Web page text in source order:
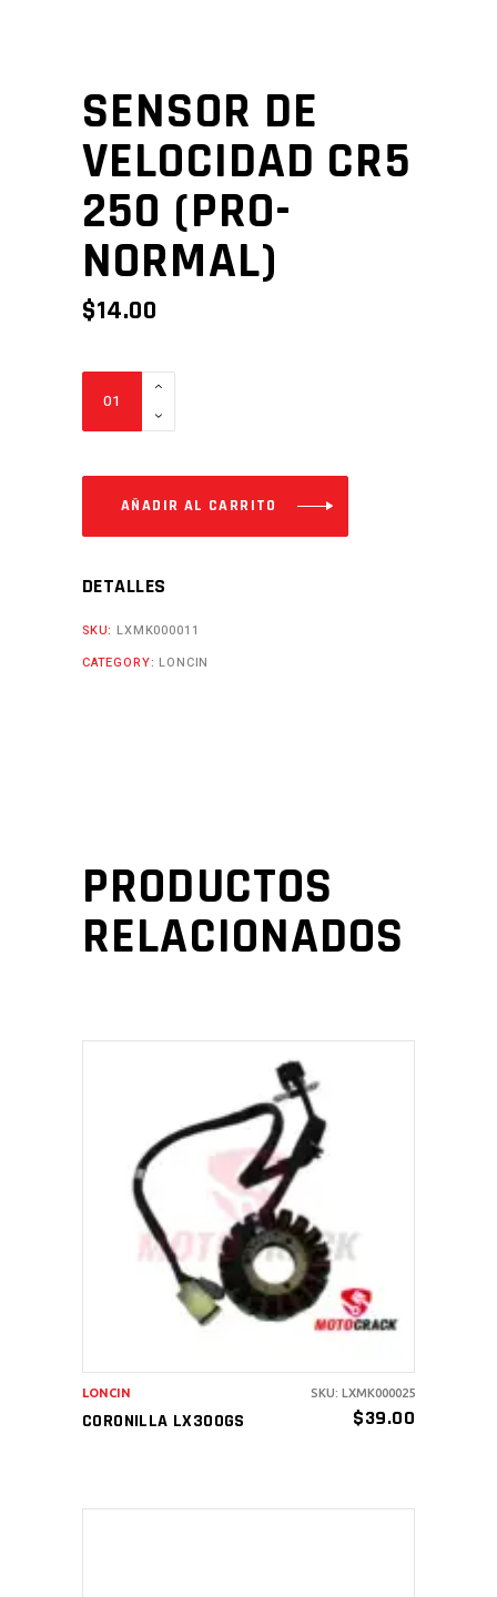
SENSOR DE
VELOCIDAD CR5
250 (PRO-
NORMAL)
$14.00
CR5
(PRO-
Cantidad
AÑADIR AL CARRITO
DETALLES
SKU: LXMK000011
CATEGORY: LONCIN
PRODUCTOS
RELACIONADOS
AÑADIR AL CARRITO
CORONILLA LX300GS $39.00
LONCIN SKU: LXMK000025